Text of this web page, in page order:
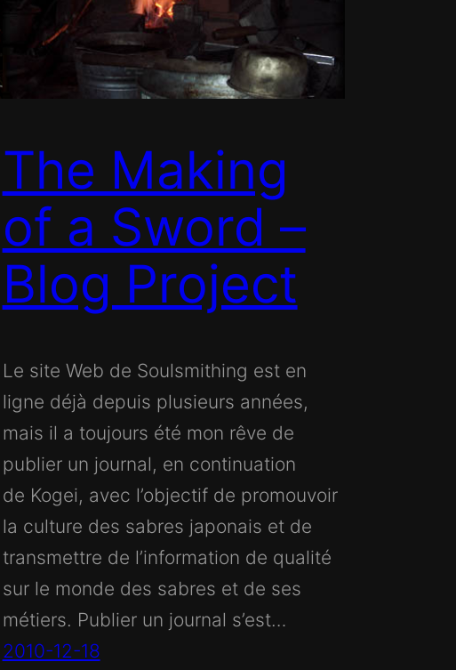
The Making
of a Sword –
Blog Project
Le site Web de Soulsmithing est en
ligne déjà depuis plusieurs années,
mais il a toujours été mon rêve de
publier un journal, en continuation
de Kogei, avec l’objectif de promouvoir
la culture des sabres japonais et de
transmettre de l’information de qualité
sur le monde des sabres et de ses
métiers. Publier un journal s’est…
2010-12-18